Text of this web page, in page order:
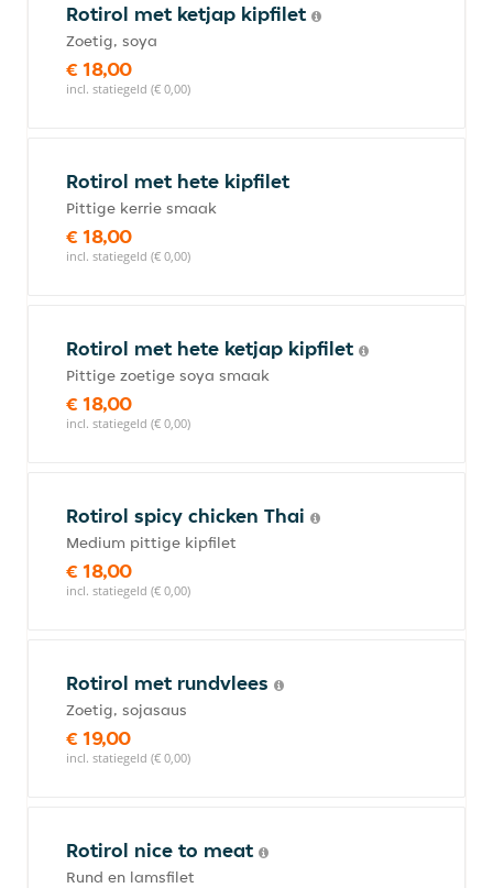
Rotirol met ketjap kipfilet
Zoetig, soya
€ 18,00
incl. statiegeld (€ 0,00)
Rotirol met hete kipfilet
Pittige kerrie smaak
€ 18,00
incl. statiegeld (€ 0,00)
Rotirol met hete ketjap kipfilet
Pittige zoetige soya smaak
€ 18,00
incl. statiegeld (€ 0,00)
Rotirol spicy chicken Thai
Medium pittige kipfilet
€ 18,00
incl. statiegeld (€ 0,00)
Rotirol met rundvlees
Zoetig, sojasaus
€ 19,00
incl. statiegeld (€ 0,00)
Rotirol nice to meat
Rund en lamsfilet